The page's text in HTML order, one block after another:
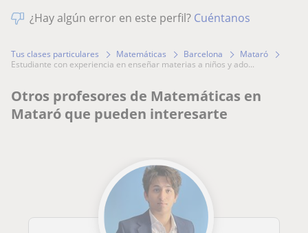
¿Hay algún error en este perfil? Cuéntanos
Tus clases particulares Matemáticas Barcelona
Mataró
estudiante con experiencia en enseñar materias a niños y ado...
Otros profesores de Matemáticas en
Mataró que pueden interesarte